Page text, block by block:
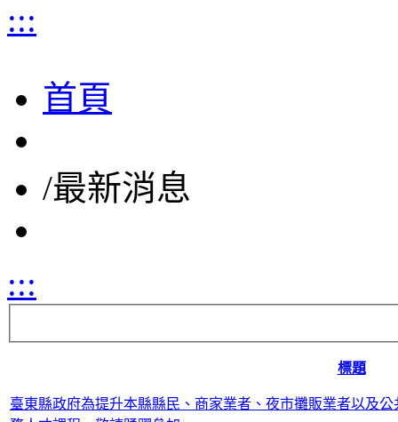
:::
首頁
/最新消息
:::
標題
臺東縣政府為提升本縣縣民、商家業者、夜市攤販業者以及